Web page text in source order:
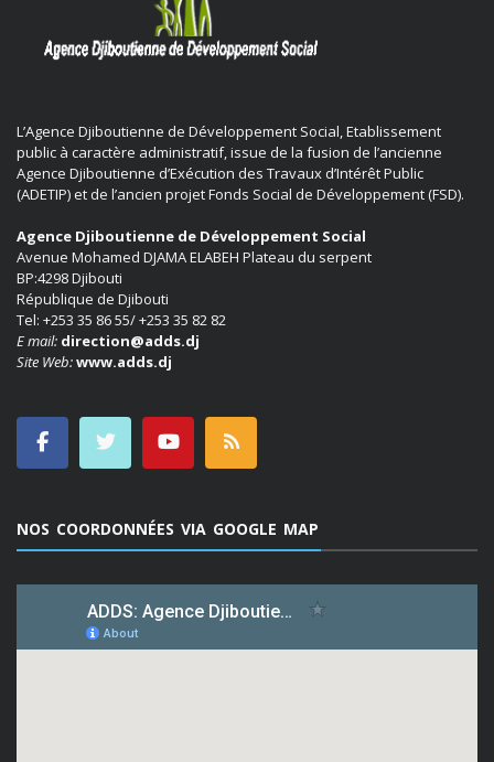
L’Agence Djiboutienne de Développement Social, Etablissement
public à caractère administratif, issue de la fusion de l’ancienne
Agence Djiboutienne d’Exécution des Travaux d’Intérêt Public
(ADETIP) et de l’ancien projet Fonds Social de Développement (FSD).
Agence Djiboutienne de Développement Social
Avenue Mohamed DJAMA ELABEH Plateau du serpent
BP:4298 Djibouti
République de Djibouti
Tel: +253 35 86 55/ +253 35 82 82
E mail: direction@adds.dj
Site Web:www.adds.dj
NOS COORDONNÉES VIA GOOGLE MAP